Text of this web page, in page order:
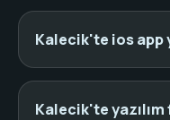
Kalecik'te ios app
Kalecik'te yazılım